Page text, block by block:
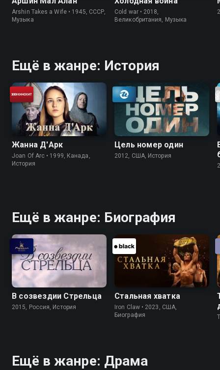
Arshin Takes a Wife • 1945, СССР,
Музыка
Cold war • 2018,
Великобритания, Музыка
Ещё в жанре: История
Жанна Д'Арк
Joan Of Arc • 1999, Канада,
История
Цель номер один
2012, США, История
Ещё в жанре: Биография
В созвездии Стрельца
2015, Россия, История
Стальная хватка
Iron Claw • 2023, США,
Биография
Ещё в жанре: Драма